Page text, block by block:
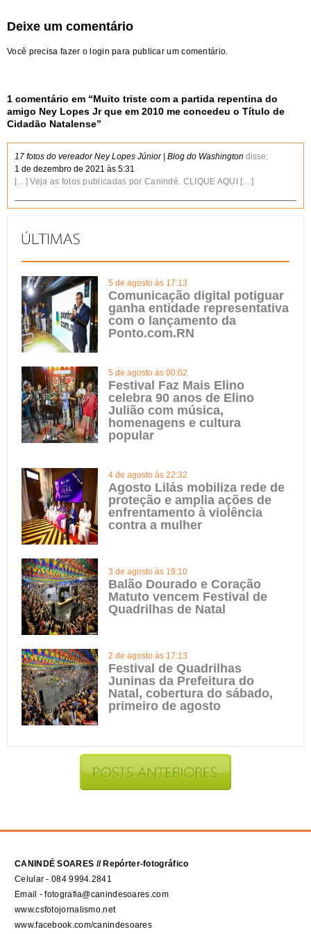
Deixe um comentário
Você precisa fazer o login para publicar um comentário.
1 comentário em “Muito triste com a partida repentina do
amigo Ney Lopes Jr que em 2010 me concedeu o Título de
Cidadão Natalense”
17 fotos do vereador Ney Lopes Júnior | Blog do Washington disse:
1 de dezembro de 2021 às 5:31
[…] Veja as fotos publicadas por Canindé. CLIQUE AQUI […]
5 de agosto às 17:13
Comunicação digital potiguar
ganha entidade representativa
com o lançamento da
Ponto.com.RN
5 de agosto às 00:02
Festival Faz Mais Elino
celebra 90 anos de Elino
Julião com música,
homenagens e cultura
popular
4 de agosto às 22:32
Agosto Lilás mobiliza rede de
proteção e amplia ações de
enfrentamento à violência
contra a mulher
3 de agosto às 19:10
Balão Dourado e Coração
Matuto vencem Festival de
Quadrilhas de Natal
2 de agosto às 17:13
Festival de Quadrilhas
Juninas da Prefeitura do
Natal, cobertura do sábado,
primeiro de agosto
CANINDÉ SOARES // Repórter-fotográfico
Celular - 084 9994.2841
Email - fotografia@canindesoares.com
www.csfotojornalismo.net
www.facebook.com/canindesoares